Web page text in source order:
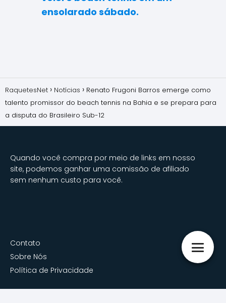
ensolarado sábado.
RaquetesNet Notícias
Renato Frugoni Barros emerge como
talento promissor do beach tennis na Bahia e se prepara para
a disputa do Brasileiro Sub-12
Quando você compra por meio de links em nosso
site, podemos ganhar uma comissão de afiliado
sem nenhum custo para você.
Contato
Sobre Nós
Política de Privacidade